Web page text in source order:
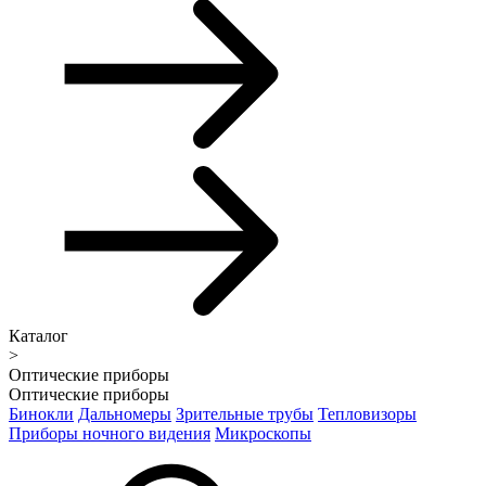
Каталог
>
Оптические приборы
Оптические приборы
Бинокли Дальномеры Зрительные трубы Тепловизоры
Приборы ночного видения Микроскопы